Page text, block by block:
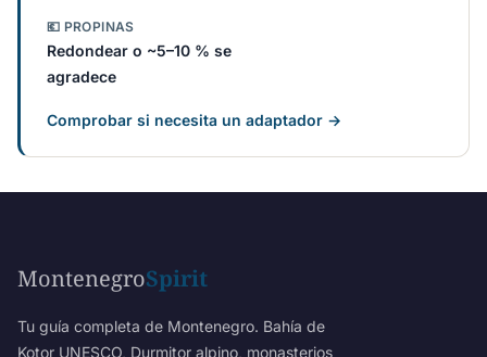
💶 PROPINAS
Redondear o ~5–10 % se
agradece
Comprobar si necesita un adaptador →
MontenegroSpirit
Tu guía completa de Montenegro. Bahía de
Kotor UNESCO, Durmitor alpino, monasterios